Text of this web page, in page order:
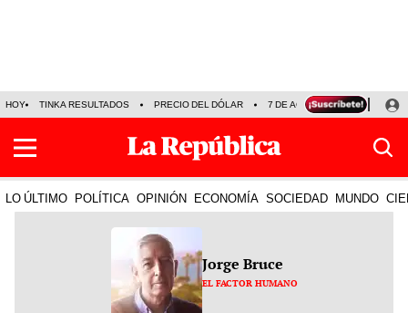
HOY TINKA RESULTADOS PRECIO DEL DÓLAR 7 DE AGOSTO OLLANTA
LO ÚLTIMO POLÍTICA OPINIÓN ECONOMÍA SOCIEDAD MUNDO
Jorge Bruce
EL FACTOR HUMANO